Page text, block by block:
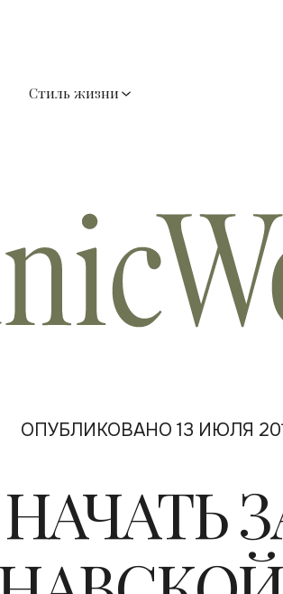
Стиль жизни
ОПУБЛИКОВАНО 13 ИЮЛЯ